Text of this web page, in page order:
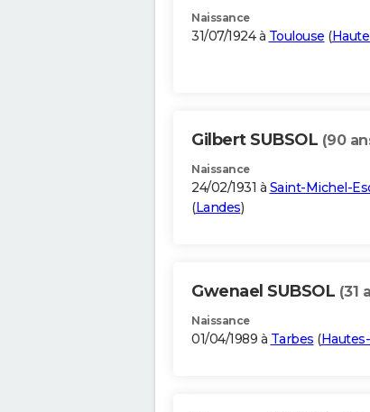
Naissance
31/07/1924 à Toulouse (
Gilbert SUBSOL (90
Naissance
24/02/1931 à Saint-Michel-
(Landes)
Gwenael SUBSOL (31
Naissance
01/04/1989 à Tarbes (